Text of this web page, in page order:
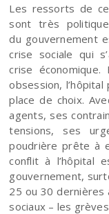
Les ressorts de
sont très
du gouvernement
crise sociale qui
crise
obsession,
place de choix.
agents, ses
tensions, ses
poudrière prête à
conflit à l’hôpital
gouvernement,
25 ou 30 dernières
sociaux – les